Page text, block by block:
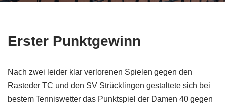
Erster Punktgewinn
Nach zwei leider klar verlorenen Spielen gegen den
Rasteder TC und den SV Strücklingen gestaltete sich bei
bestem Tenniswetter das Punktspiel der Damen 40 gegen